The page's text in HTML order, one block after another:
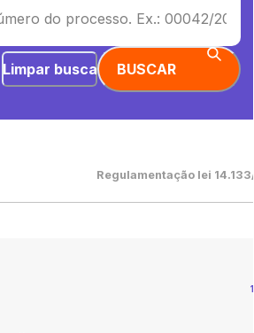
Limpar busca BUSCAR
Regulamentação lei